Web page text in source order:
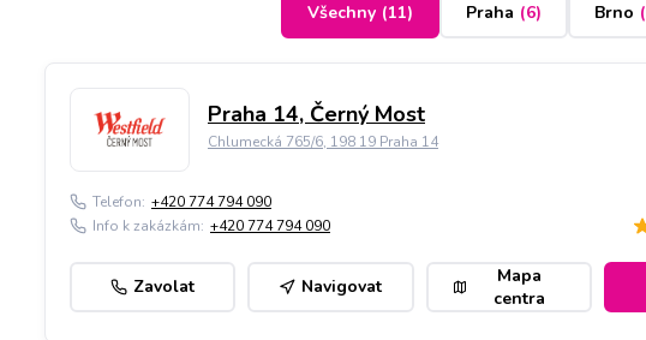
Všechny (11) Praha (6) Brno (
Praha 14, Černý Most
Chlumecká 765/6, 198 19 Praha 14
Telefon: +420 774 794 090
Info k zakázkám: +420 774 794 090
Zavolat Navigovat
Mapa
centra